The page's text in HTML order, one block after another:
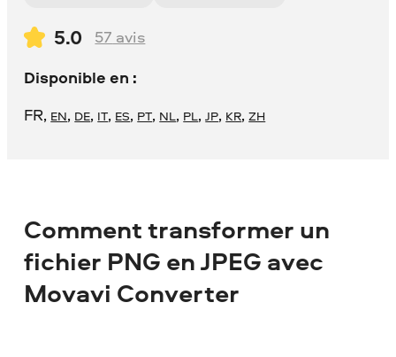
5.0 57 avis
Disponible en :
FR, EN, DE, IT, ES, PT, NL, PL,JP, KR,ZH
Comment transformer un
fichier PNG en JPEG avec
Movavi Converter